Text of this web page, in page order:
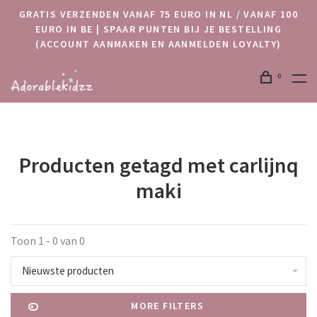
GRATIS VERZENDEN VANAF 75 EURO IN NL / VANAF 100
EURO IN BE | SPAAR PUNTEN BIJ JE BESTELLING
(ACCOUNT AANMAKEN EN AANMELDEN LOYALTY)
0
Producten getagd met carlijnq
maki
Toon 1 - 0 van 0
Nieuwste producten
MORE FILTERS